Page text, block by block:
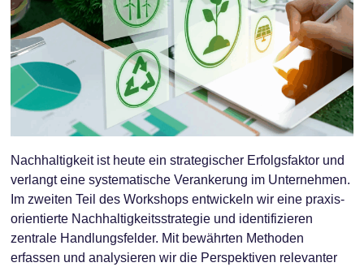
Nachhaltigkeit ist heute ein strategischer Erfolgsfaktor und
verlangt eine systematische Verankerung im Unternehmen.
Im zweiten Teil des Workshops entwickeln wir eine praxis-
orientierte Nachhaltigkeitsstrategie und identifizieren
zentrale Handlungsfelder. Mit bewährten Methoden
erfassen und analysieren wir die Perspektiven relevanter